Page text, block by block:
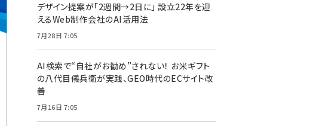
デザイン提案が「2週間→2日に」 設立22年を迎
えるWeb制作会社のAI活用法
7月28日 7:05
AI検索で“自社がお勧め”されない！ お米ギフト
の八代目儀兵衛が実践、GEO時代のECサイト改
善
7月16日 7:05